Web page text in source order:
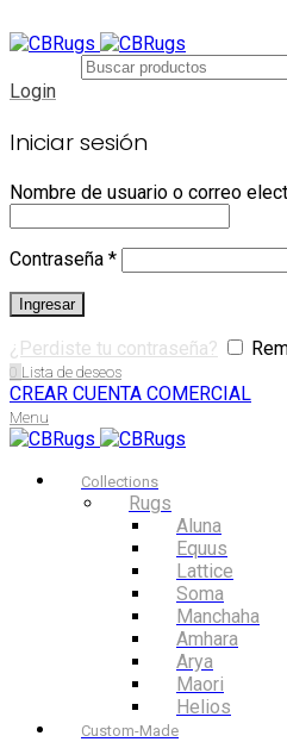
Login
Iniciar sesión
Nombre de usuario o correo
Contraseña *
Ingresar
¿Perdiste tu contraseña?
0 Lista de deseos
CREAR CUENTA COMERCIAL
Menu
Collections
Rugs
Aluna
Equus
Lattice
Soma
Manchaha
Amhara
Arya
Maori
Helios
Custom-Made